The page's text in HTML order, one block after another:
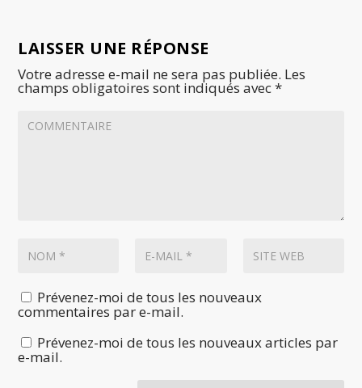
LAISSER UNE RÉPONSE
Votre adresse e-mail ne sera pas publiée. Les
champs obligatoires sont indiqués avec*
Prévenez-moi de tous les nouveaux
commentaires par e-mail.
Prévenez-moi de tous les nouveaux articles par
e-mail.